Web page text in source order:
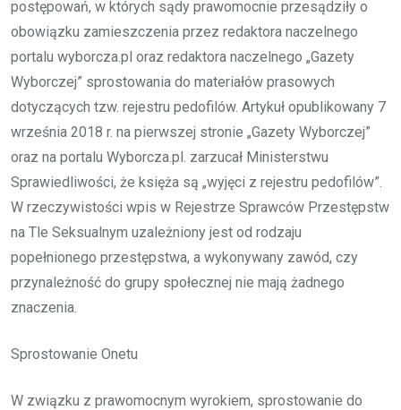
postępowań, w których sądy prawomocnie przesądziły o
obowiązku zamieszczenia przez redaktora naczelnego
portalu wyborcza.pl oraz redaktora naczelnego „Gazety
Wyborczej” sprostowania do materiałów prasowych
dotyczących tzw. rejestru pedofilów. Artykuł opublikowany 7
września 2018 r. na pierwszej stronie „Gazety Wyborczej”
oraz na portalu Wyborcza.pl. zarzucał Ministerstwu
Sprawiedliwości, że księża są „wyjęci z rejestru pedofilów”.
W rzeczywistości wpis w Rejestrze Sprawców Przestępstw
na Tle Seksualnym uzależniony jest od rodzaju
popełnionego przestępstwa, a wykonywany zawód, czy
przynależność do grupy społecznej nie mają żadnego
znaczenia.
Sprostowanie Onetu
W związku z prawomocnym wyrokiem, sprostowanie do